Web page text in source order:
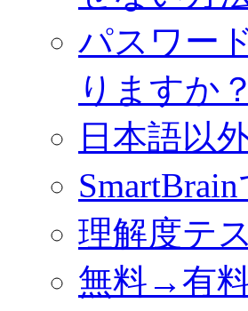
パスワー
りますか？
日本語以
理解度テ
無料→有